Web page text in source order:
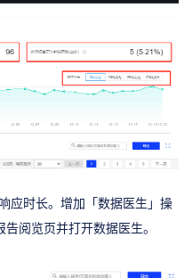
应时长。增加「数据医生」操
阅览页并打开数据医生。